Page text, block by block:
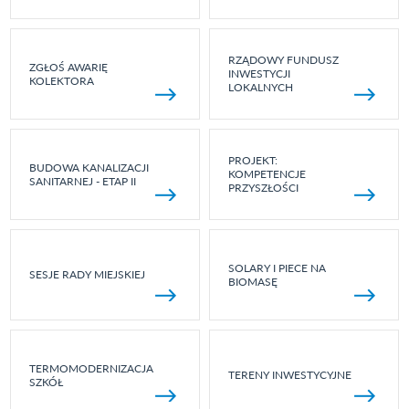
ZGŁOŚ AWARIĘ
KOLEKTORA
RZĄDOWY FUNDUSZ
INWESTYCJI
LOKALNYCH
BUDOWA KANALIZACJI
SANITARNEJ - ETAP II
PROJEKT:
KOMPETENCJE
PRZYSZŁOŚCI
SESJE RADY MIEJSKIEJ
SOLARY I PIECE NA
BIOMASĘ
TERMOMODERNIZACJA
SZKÓŁ
TERENY INWESTYCYJNE